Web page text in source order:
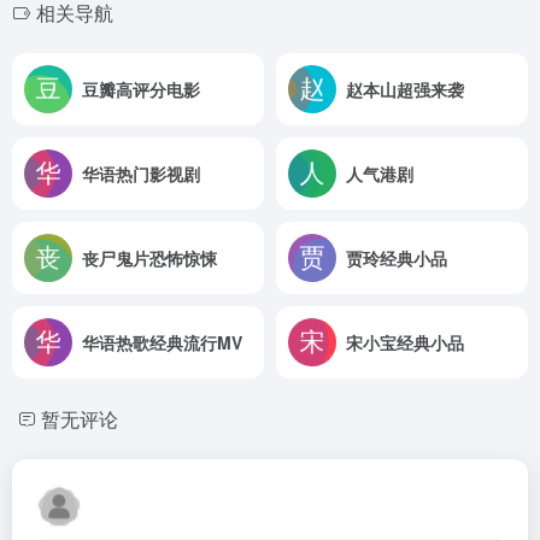
相关导航
豆瓣高评分电影 赵本山超强来袭
华语热门影视剧 人气港剧
丧尸鬼片恐怖惊悚 贾玲经典小品
华语热歌经典流行MV 宋小宝经典小品
暂无评论